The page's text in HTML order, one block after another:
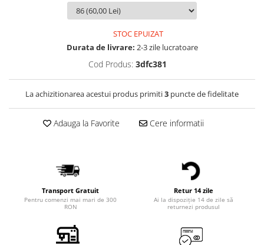
STOC EPUIZAT
Durata de livrare: 2-3 zile lucratoare
Cod Produs: 3dfc381
La achizitionarea acestui produs primiti3 puncte de fidelitate
Adauga la Favorite Cere informatii
Transport Gratuit
Pentru comenzi mai mari de 300
RON
Retur 14 zile
Ai la dispoziție 14 de zile să
returnezi produsul